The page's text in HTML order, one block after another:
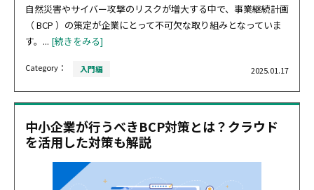
自然災害やサイバー攻撃のリスクが増大する中で、事業継続計画
（ BCP ）の策定が企業にとって不可欠な取り組みとなっていま
す。... [続きをみる]
Category： 入門編 2025.01.17
中小企業が行うべきBCP対策とは？クラウド
を活用した対策も解説